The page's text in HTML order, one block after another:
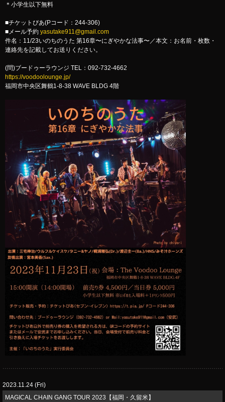
＊小学生以下無料
■チケットぴあ(Pコード：244-306)
■メール予約 yasutake911@gmail.com
件名：11/23いのちのうた 第16章〜にぎやかな法事〜／本文：お名前・枚数・
連絡先を記載してお送りください。
(問)ブードゥーラウンジ TEL：092-732-4662
https://voodoolounge.jp/
福岡市中央区舞鶴1-8-38 WAVE BLDG 4階
2023.11.24 (Fri)
​MAGICAL CHAIN GANG TOUR 2023【福岡・久留米】